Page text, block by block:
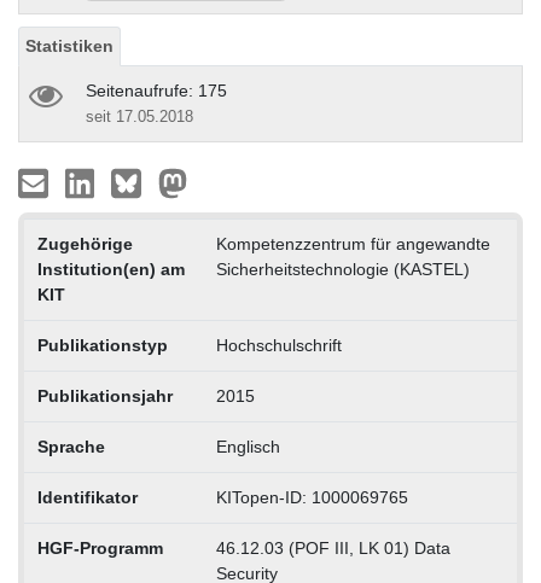
Statistiken
Seitenaufrufe: 175
seit 17.05.2018
Zugehörige
Institution(en) am
KIT
Kompetenzzentrum für angewandte
Sicherheitstechnologie (KASTEL)
Publikationstyp Hochschulschrift
Publikationsjahr 2015
Sprache Englisch
Identifikator KITopen-ID: 1000069765
HGF-Programm
46.12.03 (POF III, LK 01) Data
Security